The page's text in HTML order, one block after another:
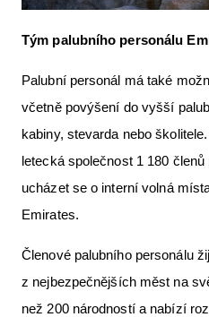
Tým palubního personálu
Palubní personál má také
včetně povýšení do vyšší
kabiny, stevarda nebo
letecká společnost 1 180
ucházet se o interní volná
Emirates.
Členové palubního personálu
z nejbezpečnějších měst na
než 200 národností a nabízí